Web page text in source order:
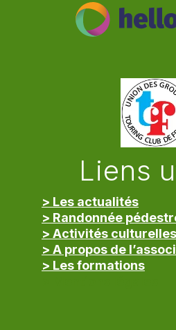
Liens
> Les actualités
> Randonnée
> Activités culturelles
> A propos de
> Les formations